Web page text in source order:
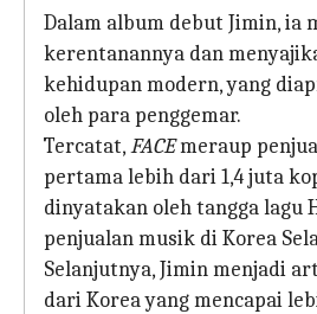
Dalam album debut Jimin, ia
kerentanannya dan
kehidupan modern, yang
oleh para penggemar.
Tercatat,FACEmeraup
pertama lebih dari 1,4 juta
dinyatakan oleh tangga lagu
penjualan musik di Korea
Selanjutnya, Jimin menjadi
dari Korea yang mencapai